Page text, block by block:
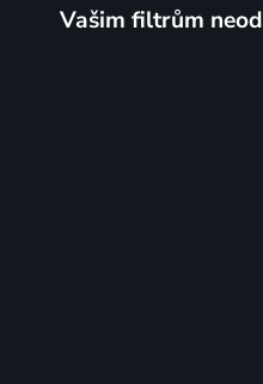
Vašim filtrům